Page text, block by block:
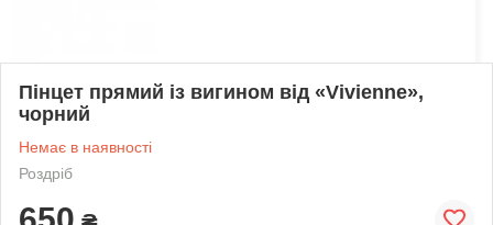
Пінцет прямий із вигином від «Vivienne»,
чорний
Немає в наявності
Роздріб